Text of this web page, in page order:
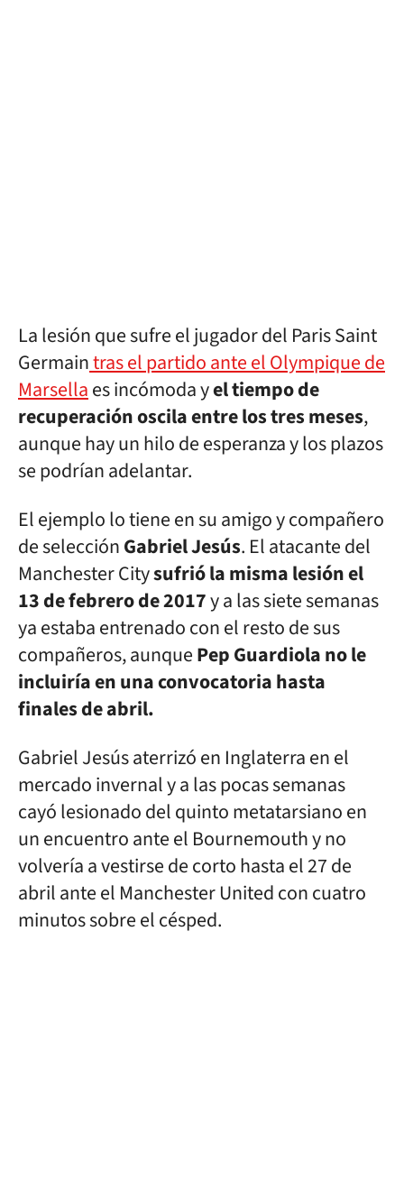
La lesión que sufre el jugador del Paris Saint
Germaintras el partido ante el Olympique de
Marsellaes incómoda yel tiempo de
recuperación oscila entre los tres meses,
aunque hay un hilo de esperanza y los plazos
se podrían adelantar.
El ejemplo lo tiene en su amigo y compañero
de selecciónGabriel Jesús. El atacante del
Manchester Citysufrió la misma lesión el
13 de febrero de 2017y a las siete semanas
ya estaba entrenado con el resto de sus
compañeros, aunquePep Guardiola no le
incluiría en una convocatoria hasta
finales de abril.
Gabriel Jesús aterrizó en Inglaterra en el
mercado invernal y a las pocas semanas
cayó lesionado del quinto metatarsiano en
un encuentro ante el Bournemouth y no
volvería a vestirse de corto hasta el 27 de
abril ante el Manchester United con cuatro
minutos sobre el césped.